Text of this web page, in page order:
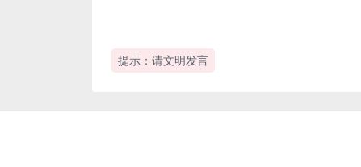
提示：请文明发言